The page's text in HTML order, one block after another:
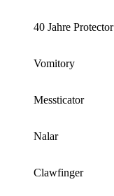
40 Jahre Protector
Vomitory
Messticator
Nalar
Clawfinger